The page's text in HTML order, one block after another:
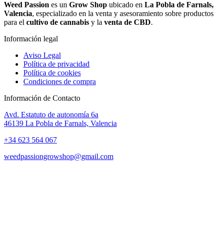
Weed Passion es un Grow Shop ubicado en La Pobla de Farnals,
Valencia, especializado en la venta y asesoramiento sobre productos
para el cultivo de cannabis y la venta de CBD.
Información legal
Aviso Legal
Política de privacidad
Política de cookies
Condiciones de compra
Información de Contacto
Avd. Estatuto de autonomía 6a
46139 La Pobla de Farnals, Valencia
+34 623 564 067
weedpassiongrowshop@gmail.com